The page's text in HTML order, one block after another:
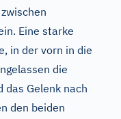
Eine starke
in der vorn in die
die
das Gelenk nach
den beiden